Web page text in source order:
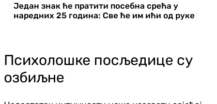
Један знак ће пратити посебна срећа у
наредних 25 година: Све ће им ићи од руке
Психолошке посљедице су
озбиљне